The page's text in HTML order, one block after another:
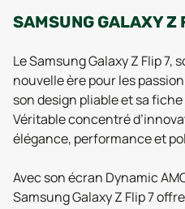
SAMSUNG GALAXY Z
Le Samsung Galaxy Z Flip 7,
nouvelle ère pour les
son design pliable et sa
Véritable concentré
élégance, performance et
Avec son écran Dynamic
Samsung Galaxy Z Flip 7